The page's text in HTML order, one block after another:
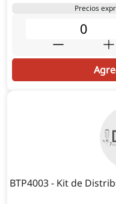
Precios
BTP4003 - Kit de